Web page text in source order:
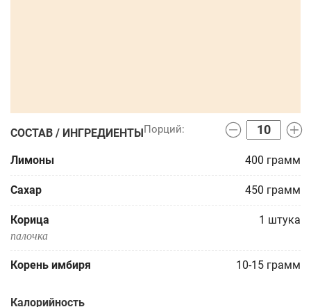
СОСТАВ / ИНГРЕДИЕНТЫ
Лимоны 400 грамм
Сахар 450 грамм
Корица 1 штука
палочка
Корень имбиря 10-15 грамм
Калорийность